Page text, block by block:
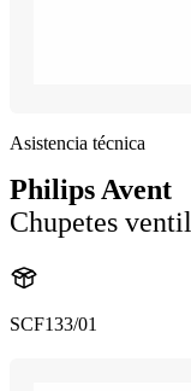
Asistencia técnica
Philips Avent
Chupetes
SCF133/01